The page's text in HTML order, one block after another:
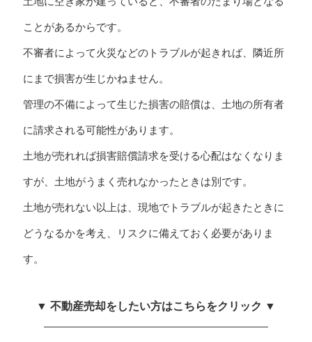
ことがあるからです。
不審者によって火災などのトラブルが起きれば、隣近所
にまで損害が生じかねません。
管理の不備によって生じた損害の賠償は、土地の所有者
に請求される可能性があります。
土地が売れれば損害賠償請求を受ける心配はなくなりま
すが、土地がうまく売れなかったときは別です。
土地が売れない以上は、現地でトラブルが起きたときに
どうなるかを考え、リスクに備えておく必要がありま
す。
▼ 不動産売却をしたい方はこちらをクリック ▼